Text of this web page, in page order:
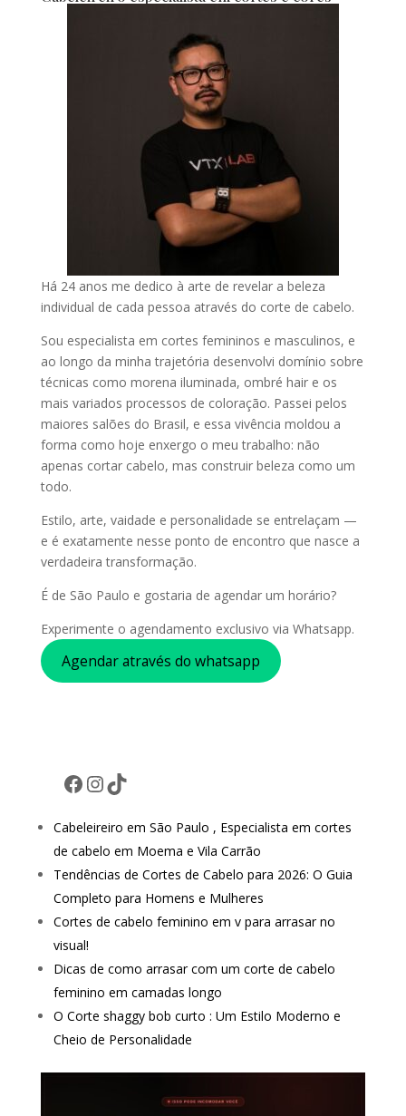
Há 24 anos me dedico à arte de revelar a beleza
individual de cada pessoa através do corte de cabelo.
Sou especialista em cortes femininos e masculinos, e
ao longo da minha trajetória desenvolvi domínio sobre
técnicas como morena iluminada, ombré hair e os
mais variados processos de coloração. Passei pelos
maiores salões do Brasil, e essa vivência moldou a
forma como hoje enxergo o meu trabalho: não
apenas cortar cabelo, mas construir beleza como um
todo.
Estilo, arte, vaidade e personalidade se entrelaçam —
e é exatamente nesse ponto de encontro que nasce a
verdadeira transformação.
É de São Paulo e gostaria de agendar um horário?
Experimente o agendamento exclusivo via Whatsapp.
Agendar através do whatsapp
Facebook
Instagram
TikTok
Cabeleireiro em São Paulo , Especialista em cortes
de cabelo em Moema e Vila Carrão
Tendências de Cortes de Cabelo para 2026: O Guia
Completo para Homens e Mulheres
Cortes de cabelo feminino em v para arrasar no
visual!
Dicas de como arrasar com um corte de cabelo
feminino em camadas longo
O Corte shaggy bob curto : Um Estilo Moderno e
Cheio de Personalidade